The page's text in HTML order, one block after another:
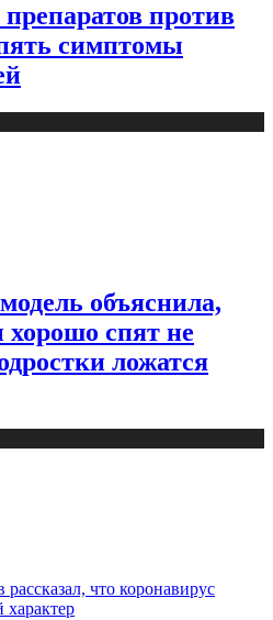
против
симптомы
объяснила,
спят не
ложатся
рассказал, что коронавирус
характер